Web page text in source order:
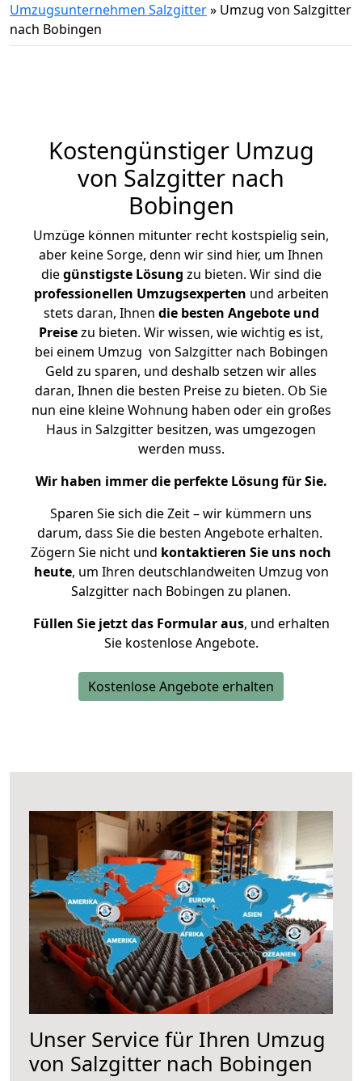
Umzugsunternehmen Salzgitter» Umzug von Salzgitter
nach Bobingen
Kostengünstiger Umzug
von Salzgitter nach
Bobingen
Umzüge können mitunter recht kostspielig sein,
aber keine Sorge, denn wir sind hier, um Ihnen
diegünstigste Lösung zu bieten. Wir sind die
professionellen Umzugsexperten und arbeiten
stets daran, Ihnen die besten Angebote und
Preisezu bieten. Wir wissen, wie wichtig es ist,
bei einem Umzug von Salzgitter nach Bobingen
Geld zu sparen, und deshalb setzen wir alles
daran, Ihnen die besten Preise zu bieten. Ob Sie
nun eine kleine Wohnung haben oder ein großes
Haus in Salzgitter besitzen, was umgezogen
werden muss.
Wir haben immer die perfekte Lösung für Sie.
Sparen Sie sich die Zeit – wir kümmern uns
darum, dass Sie die besten Angebote erhalten.
Zögern Sie nicht und kontaktieren Sie uns noch
heute, um Ihren deutschlandweiten Umzug von
Salzgitter nach Bobingen zu planen.
Füllen Sie jetzt das Formular aus, und erhalten
Sie kostenlose Angebote.
Kostenlose Angebote erhalten
Unser Service für Ihren Umzug
von Salzgitter nach Bobingen